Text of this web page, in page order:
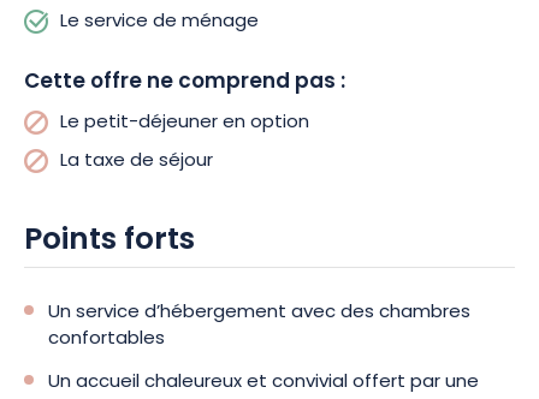
Le service de ménage
Cette offre ne comprend pas :
Le petit-déjeuner en option
La taxe de séjour
Points forts
Un service d’hébergement avec des chambres
confortables
Un accueil chaleureux et convivial offert par une